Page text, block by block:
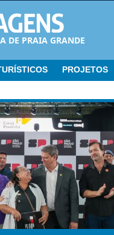
DE PRAIA GRANDE
PROJETOS